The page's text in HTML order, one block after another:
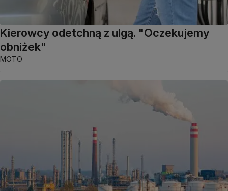
Kierowcy odetchną z ulgą. "Oczekujemy
obniżek"
MOTO